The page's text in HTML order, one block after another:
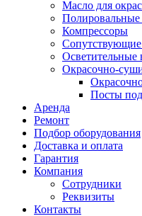
Масло для
Компрессоры
Окрасочно-
Посты
Аренда
Ремонт
Подбор оборудования
Доставка и оплата
Гарантия
Компания
Сотрудники
Реквизиты
Контакты